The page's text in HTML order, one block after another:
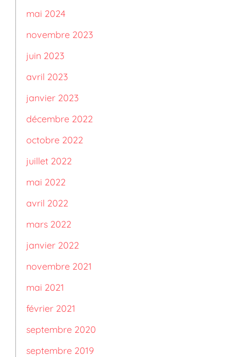
mai 2024
novembre 2023
juin 2023
avril 2023
janvier 2023
décembre 2022
octobre 2022
juillet 2022
mai 2022
avril 2022
mars 2022
janvier 2022
novembre 2021
mai 2021
février 2021
septembre 2020
septembre 2019